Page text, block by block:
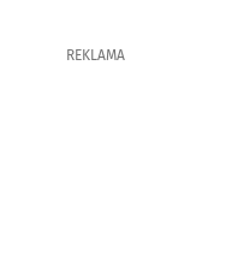
REKLAMA